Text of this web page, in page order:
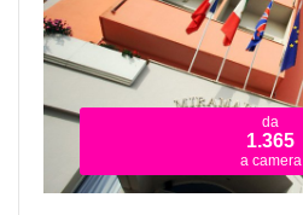
da
1.365
a camera